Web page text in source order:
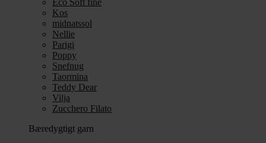
Eco Soft fine
Kos
midnatssol
Nellie
Parigi
Poppy
Snefnug
Taormina
Teddy Dear
Vilja
Zucchero Filato
Bæredygtigt garn